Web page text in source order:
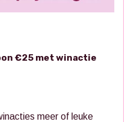
€25 met winactie
meer of leuke